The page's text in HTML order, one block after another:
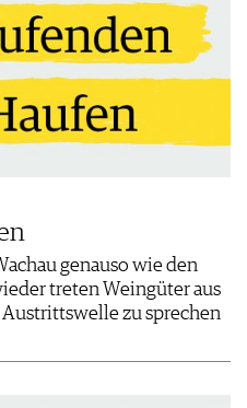
genauso wie den
treten Weingüter aus
Austrittswelle zu sprechen